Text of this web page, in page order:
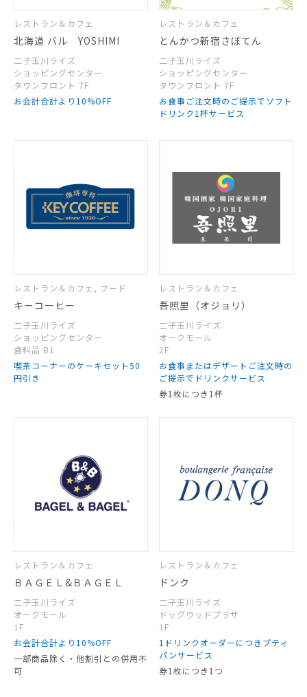
レストラン＆カフェ
北海道 バル YOSHIMI
二子玉川ライズ
ショッピングセンター
タウンフロント 7F
お会計合計より10%OFF
レストラン＆カフェ
とんかつ新宿さぼてん
二子玉川ライズ
ショッピングセンター
タウンフロント 7F
お食事ご注文時のご提示でソフト
ドリンク1杯サービス
レストラン＆カフェ, フード
キーコーヒー
二子玉川ライズ
ショッピングセンター
食料品 B1
喫茶コーナーのケーキセット50
円引き
レストラン＆カフェ
吾照里（オジョリ）
二子玉川ライズ
オークモール
2F
お食事またはデザートご注文時の
ご提示でドリンクサービス
券1枚につき1杯
レストラン＆カフェ
ＢＡＧＥＬ&ＢＡＧＥＬ
二子玉川ライズ
オークモール
1F
お会計合計より10%OFF
一部商品除く・他割引との併用不
可
レストラン＆カフェ
ドンク
二子玉川ライズ
ドッグウッドプラザ
1F
1ドリンクオーダーにつきプティ
パンサービス
券1枚につき1つ